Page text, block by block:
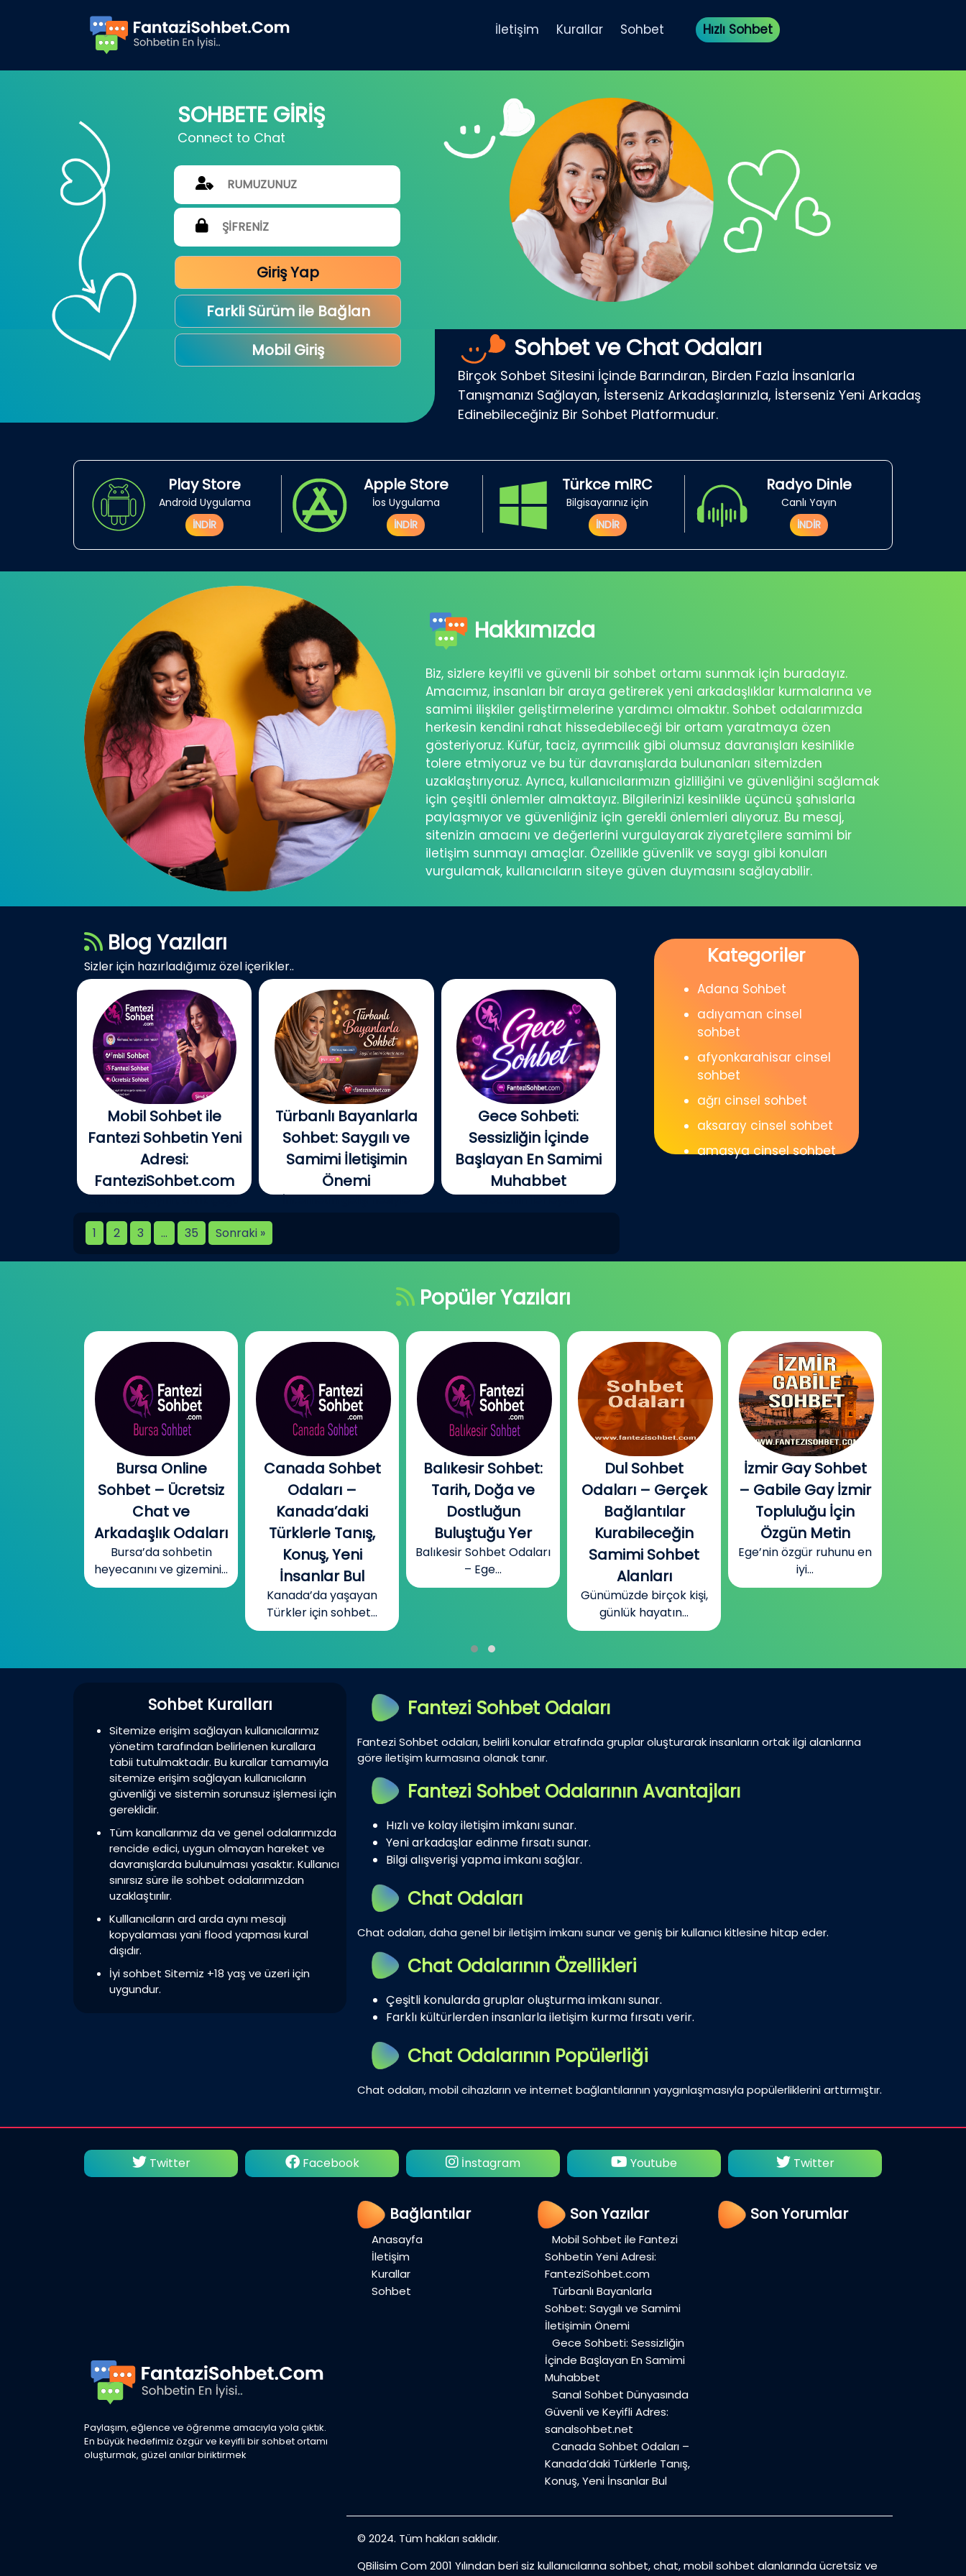
İletişim Kurallar Sohbet Hızlı Sohbet
SOHBETE GİRİŞ
Connect to Chat
Giriş Yap
Farkli Sürüm ile Bağlan
Mobil Giriş
Sohbet ve Chat Odaları
Birçok Sohbet Sitesini İçinde Barındıran, Birden Fazla İnsanlarla
Tanışmanızı Sağlayan, İsterseniz Arkadaşlarınızla, İsterseniz Yeni Arkadaş
Edinebileceğiniz Bir Sohbet Platformudur.
Play Store
Android Uygulama
İNDİR
Apple Store
İos Uygulama
İNDİR
Türkce mIRC
Bilgisayarınız için
İNDİR
Radyo Dinle
Canlı Yayın
İNDİR
Hakkımızda
Biz, sizlere keyifli ve güvenli bir sohbet ortamı sunmak için buradayız.
Amacımız, insanları bir araya getirerek yeni arkadaşlıklar kurmalarına ve
samimi ilişkiler geliştirmelerine yardımcı olmaktır. Sohbet odalarımızda
herkesin kendini rahat hissedebileceği bir ortam yaratmaya özen
gösteriyoruz. Küfür, taciz, ayrımcılık gibi olumsuz davranışları kesinlikle
tolere etmiyoruz ve bu tür davranışlarda bulunanları sitemizden
uzaklaştırıyoruz. Ayrıca, kullanıcılarımızın gizliliğini ve güvenliğini sağlamak
için çeşitli önlemler almaktayız. Bilgilerinizi kesinlikle üçüncü şahıslarla
paylaşmıyor ve güvenliğiniz için gerekli önlemleri alıyoruz. Bu mesaj,
sitenizin amacını ve değerlerini vurgulayarak ziyaretçilere samimi bir
iletişim sunmayı amaçlar. Özellikle güvenlik ve saygı gibi konuları
vurgulamak, kullanıcıların siteye güven duymasını sağlayabilir.
Blog Yazıları
Sizler için hazırladığımız özel içerikler..
Mobil Sohbet ile
Fantezi Sohbetin Yeni
Adresi:
FanteziSohbet.com
Açık konuşayım, artık çoğu
kişi...
Türbanlı Bayanlarla
Sohbet: Saygılı ve
Samimi İletişimin
Önemi
İnternetin gelişmesiyle
Gece Sohbeti:
Sessizliğin İçinde
Başlayan En Samimi
Muhabbet
Gecenin ilerleyen
1
2 3 … 35 Sonraki »
Kategoriler
Adana Sohbet
adıyaman cinsel
sohbet
afyonkarahisar cinsel
sohbet
ağrı cinsel sohbet
aksaray cinsel sohbet
amasya cinsel sohbet
Popüler Yazıları
Bursa Online
Sohbet – Ücretsiz
Chat ve
Arkadaşlık Odaları
Bursa’da sohbetin
heyecanını ve gizemini...
Canada Sohbet
Odaları –
Kanada’daki
Türklerle Tanış,
Konuş, Yeni
İnsanlar Bul
Kanada’da yaşayan
Türkler için sohbet...
Balıkesir Sohbet:
Tarih, Doğa ve
Dostluğun
Buluştuğu Yer
Balıkesir Sohbet Odaları
– Ege...
Dul Sohbet
Odaları – Gerçek
Bağlantılar
Kurabileceğin
Samimi Sohbet
Alanları
Günümüzde birçok kişi,
günlük hayatın...
İzmir Gay Sohbet
– Gabile Gay İzmir
Topluluğu İçin
Özgün Metin
Ege’nin özgür ruhunu en
iyi...
Sohbet Kuralları
Sitemize erişim sağlayan kullanıcılarımız
yönetim tarafından belirlenen kurallara
tabii tutulmaktadır. Bu kurallar tamamıyla
sitemize erişim sağlayan kullanıcıların
güvenliği ve sistemin sorunsuz işlemesi için
gereklidir.
Tüm kanallarımız da ve genel odalarımızda
rencide edici, uygun olmayan hareket ve
davranışlarda bulunulması yasaktır. Kullanıcı
sınırsız süre ile sohbet odalarımızdan
uzaklaştırılır.
Kulllanıcıların ard arda aynı mesajı
kopyalaması yani flood yapması kural
dışıdır.
İyi sohbet Sitemiz +18 yaş ve üzeri için
uygundur.
Fantezi Sohbet Odaları
Fantezi Sohbet odaları, belirli konular etrafında gruplar oluşturarak insanların ortak ilgi alanlarına
göre iletişim kurmasına olanak tanır.
Fantezi Sohbet Odalarının Avantajları
Hızlı ve kolay iletişim imkanı sunar.
Yeni arkadaşlar edinme fırsatı sunar.
Bilgi alışverişi yapma imkanı sağlar.
Chat Odaları
Chat odaları, daha genel bir iletişim imkanı sunar ve geniş bir kullanıcı kitlesine hitap eder.
Chat Odalarının Özellikleri
Çeşitli konularda gruplar oluşturma imkanı sunar.
Farklı kültürlerden insanlarla iletişim kurma fırsatı verir.
Chat Odalarının Popülerliği
Chat odaları, mobil cihazların ve internet bağlantılarının yaygınlaşmasıyla popülerliklerini arttırmıştır.
Twitter Facebook İnstagram Youtube Twitter
Paylaşım, eğlence ve öğrenme amacıyla yola çıktık.
En büyük hedefimiz özgür ve keyifli bir sohbet ortamı
oluşturmak, güzel anılar biriktirmek
Bağlantılar
Anasayfa
İletişim
Kurallar
Sohbet
Son Yazılar
Mobil Sohbet ile Fantezi
Sohbetin Yeni Adresi:
FanteziSohbet.com
Türbanlı Bayanlarla
Sohbet: Saygılı ve Samimi
İletişimin Önemi
Gece Sohbeti: Sessizliğin
İçinde Başlayan En Samimi
Muhabbet
Sanal Sohbet Dünyasında
Güvenli ve Keyifli Adres:
sanalsohbet.net
Canada Sohbet Odaları –
Kanada’daki Türklerle Tanış,
Konuş, Yeni İnsanlar Bul
Son Yorumlar
© 2024. Tüm hakları saklıdır.
QBilisim Com 2001 Yılından beri siz kullanıcılarına sohbet, chat, mobil sohbet alanlarında ücretsiz ve